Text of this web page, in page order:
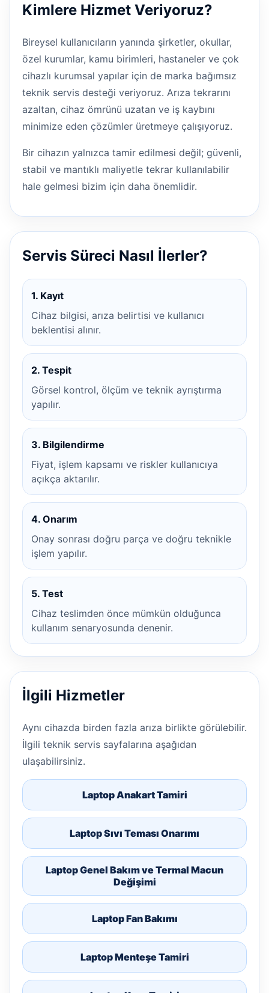
Kimlere Hizmet Veriyoruz?
Bireysel kullanıcıların yanında şirketler, okullar,
özel kurumlar, kamu birimleri, hastaneler ve çok
cihazlı kurumsal yapılar için de marka bağımsız
teknik servis desteği veriyoruz. Arıza tekrarını
azaltan, cihaz ömrünü uzatan ve iş kaybını
minimize eden çözümler üretmeye çalışıyoruz.
Bir cihazın yalnızca tamir edilmesi değil; güvenli,
stabil ve mantıklı maliyetle tekrar kullanılabilir
hale gelmesi bizim için daha önemlidir.
Servis Süreci Nasıl İlerler?
1. Kayıt
Cihaz bilgisi, arıza belirtisi ve kullanıcı
beklentisi alınır.
2. Tespit
Görsel kontrol, ölçüm ve teknik ayrıştırma
yapılır.
3. Bilgilendirme
Fiyat, işlem kapsamı ve riskler kullanıcıya
açıkça aktarılır.
4. Onarım
Onay sonrası doğru parça ve doğru teknikle
işlem yapılır.
5. Test
Cihaz teslimden önce mümkün olduğunca
kullanım senaryosunda denenir.
İlgili Hizmetler
Aynı cihazda birden fazla arıza birlikte görülebilir.
İlgili teknik servis sayfalarına aşağıdan
ulaşabilirsiniz.
Laptop Anakart Tamiri
Laptop Sıvı Teması Onarımı
Laptop Genel Bakım ve Termal Macun
Değişimi
Laptop Fan Bakımı
Laptop Menteşe Tamiri